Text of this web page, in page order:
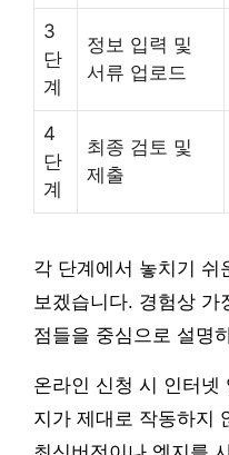
3
단
계
정보 입력 및
서류 업로드
4
단
계
최종 검토 및
제출
각 단계에서 놓치기 쉬
보겠습니다. 경험상 가
점들을 중심으로 설명
온라인 신청 시 인터넷
지가 제대로 작동하지